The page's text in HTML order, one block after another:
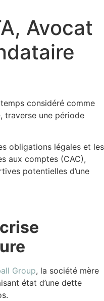
Avocat
considéré comme
traverse une période
obligations légales et les
aux comptes (CAC),
potentielles d’une
Group, la société mère
état d’une dette